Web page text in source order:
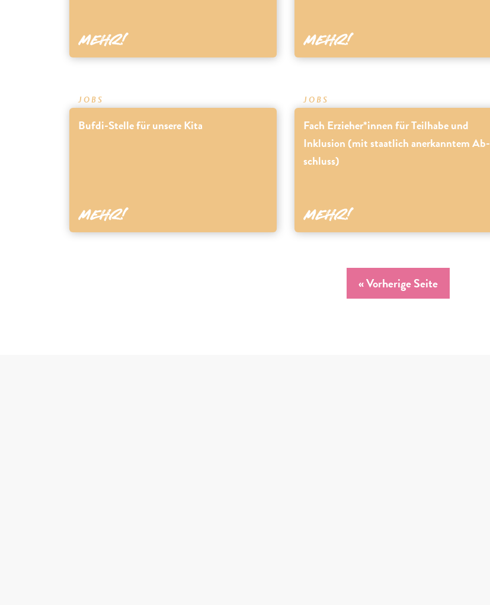
JOBS
Bufdi-Stelle für unsere Kita
JOBS
Fach Erzieher*innen für Teilhabe und
Inklusion (mit staatlich anerkanntem Ab-
schluss)
« Vorherige Seite